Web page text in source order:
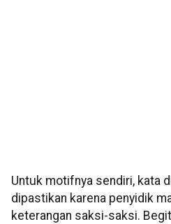
Untuk motifnya sendiri, kata
dipastikan karena penyidik
keterangan saksi-saksi.